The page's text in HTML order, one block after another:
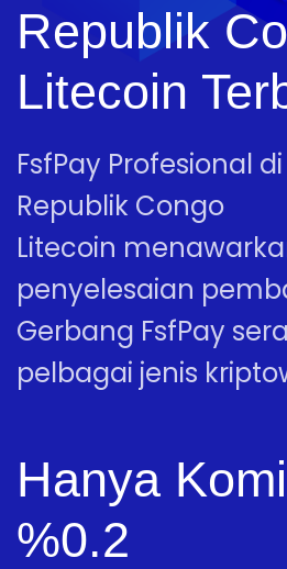
Republik
Litecoin
FsfPay Profesional
Republik Congo
Litecoin
penyelesaian
Gerbang FsfPay
pelbagai jenis
Hanya
%0.2